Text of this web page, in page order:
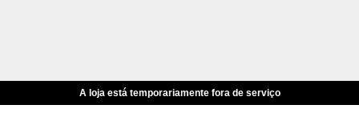
A loja está temporariamente fora de serviço